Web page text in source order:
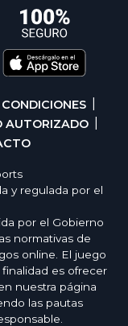
AUTORIZADO
y regulada por el
por el Gobierno
normativas de
online. El juego
es ofrecer
nuestra página
las pautas